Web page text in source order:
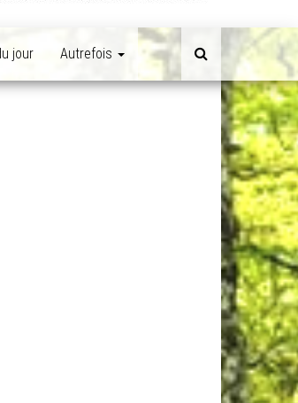
jour Autrefois